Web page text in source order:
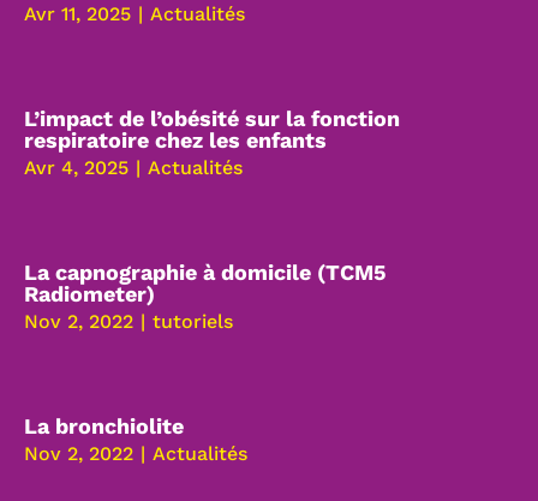
Avr 11, 2025 | Actualités
L’impact de l’obésité sur la fonction
respiratoire chez les enfants
Avr 4, 2025 | Actualités
La capnographie à domicile (TCM5
Radiometer)
Nov 2, 2022 | tutoriels
La bronchiolite
Nov 2, 2022 | Actualités